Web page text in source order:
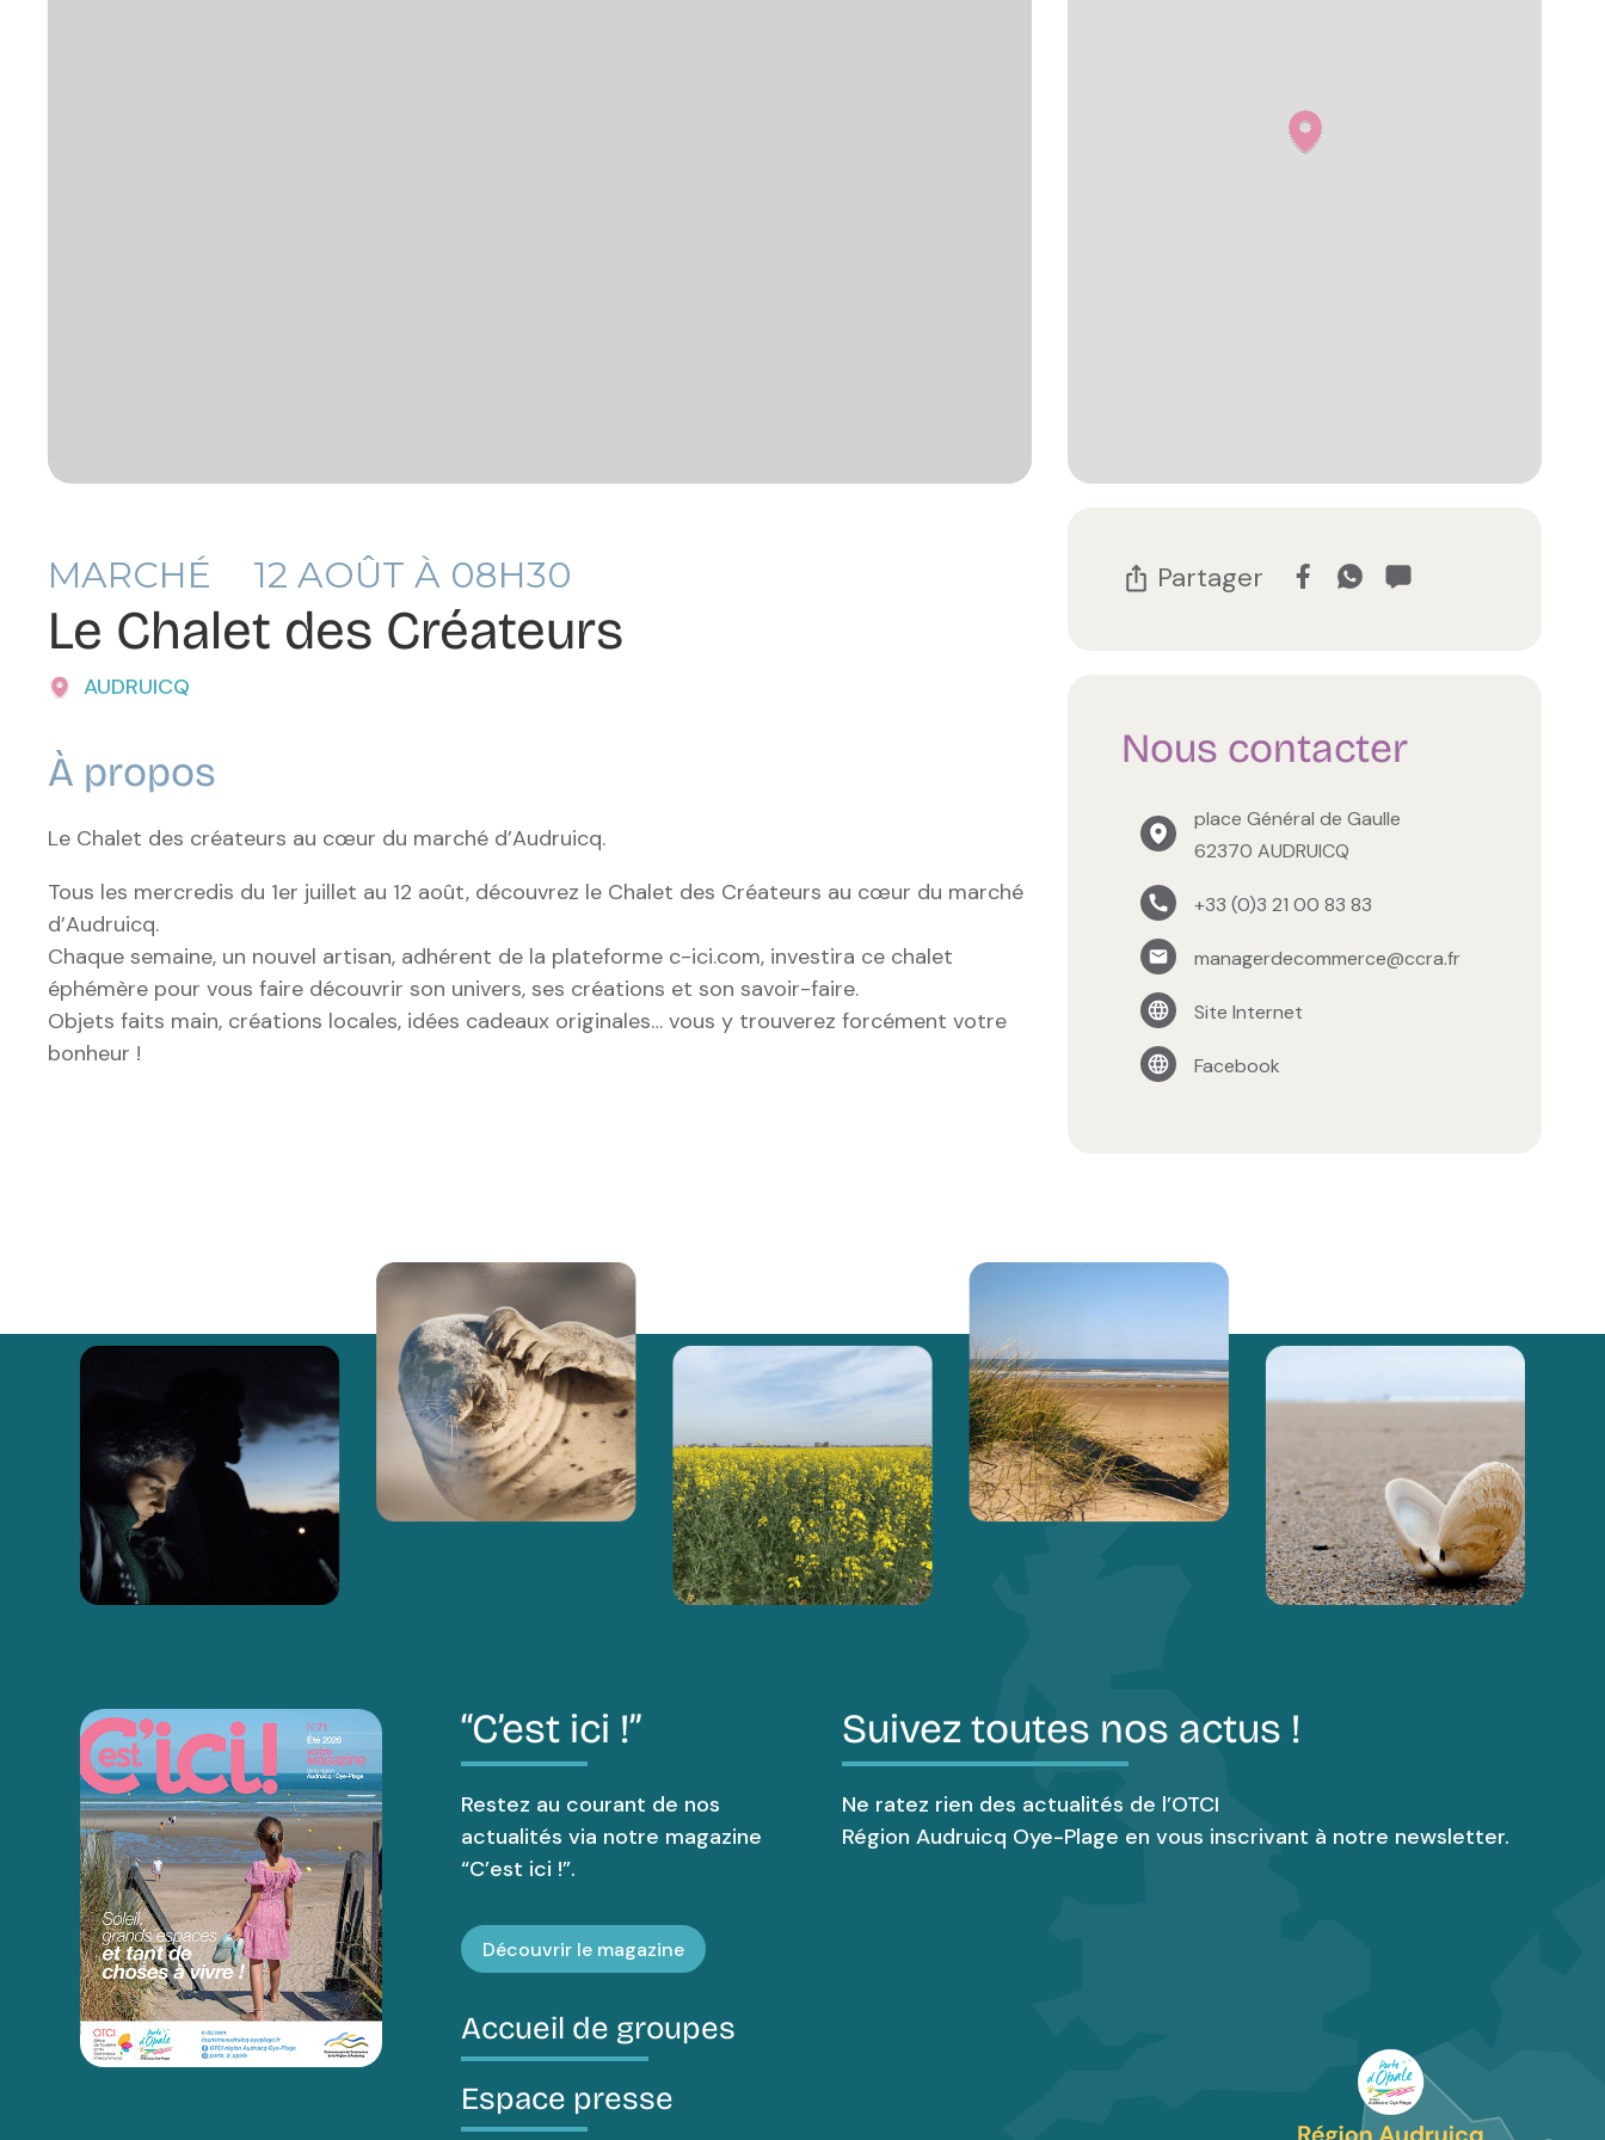
MARCHÉ 12 AOÛT À 08H30
Le Chalet des Créateurs
AUDRUICQ
À propos
Le Chalet des créateurs au cœur du marché d’Audruicq.
Tous les mercredis du 1er juillet au 12 août, découvrez le Chalet des Créateurs au cœur du marché
d’Audruicq.
Chaque semaine, un nouvel artisan, adhérent de la plateforme c-ici.com, investira ce chalet
éphémère pour vous faire découvrir son univers, ses créations et son savoir-faire.
Objets faits main, créations locales, idées cadeaux originales… vous y trouverez forcément votre
bonheur !
Partager
Nous contacter
place Général de Gaulle
62370 AUDRUICQ
+33 (0)3 21 00 83 83
managerdecommerce@ccra.fr
Site Internet
Facebook
“C’est ici !”
Restez au courant de nos
actualités via notre magazine
“C’est ici !”.
Découvrir le magazine
Accueil de groupes
Espace presse
Suivez toutes nos actus !
Ne ratez rien des actualités de l’OTCI
Région Audruicq Oye-Plage en vous inscrivant à notre newsletter.